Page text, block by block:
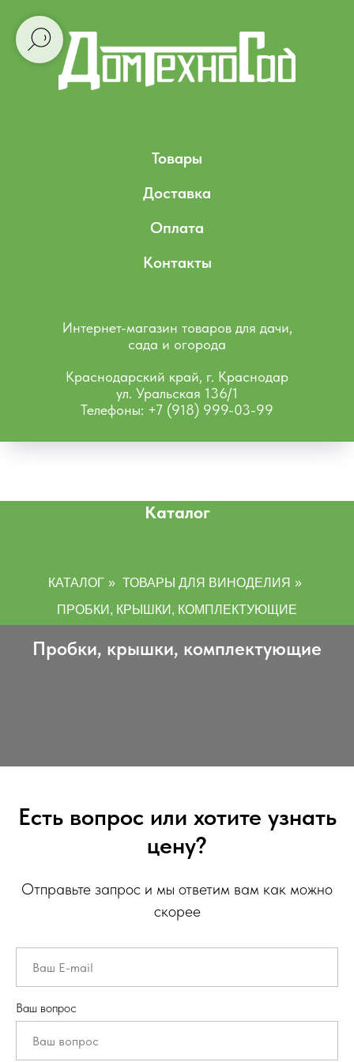
Товары
Доставка
Оплата
Контакты
Интернет-магазин товаров для дачи,
сада и огорода
Краснодарский край, г. Краснодар
ул. Уральская 136/1
Телефоны: +7 (918) 999-03-99
Каталог
КАТАЛОГ » ТОВАРЫ ДЛЯ ВИНОДЕЛИЯ »
ПРОБКИ, КРЫШКИ, КОМПЛЕКТУЮЩИЕ
Пробки, крышки, комплектующие
Есть вопрос или хотите узнать
цену?
Отправьте запрос и мы ответим вам как можно
скорее
Ваш вопрос